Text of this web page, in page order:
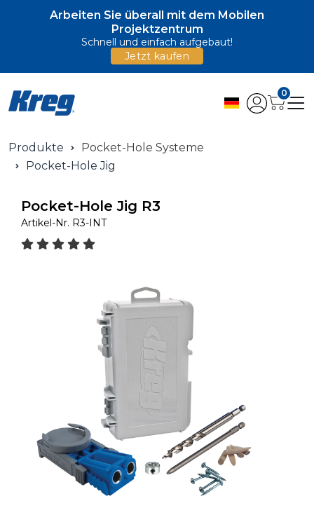
Arbeiten Sie überall mit dem Mobilen
Projektzentrum
Schnell und einfach aufgebaut!
Jetzt kaufen
0
Produkte
Pocket-Hole Systeme
Pocket-Hole Jig
Pocket-Hole Jig R3
Artikel-Nr. R3-INT